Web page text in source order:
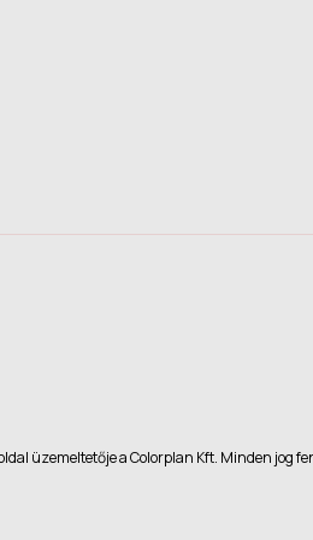
üzemeltetője a Colorplan Kft. Minden jog